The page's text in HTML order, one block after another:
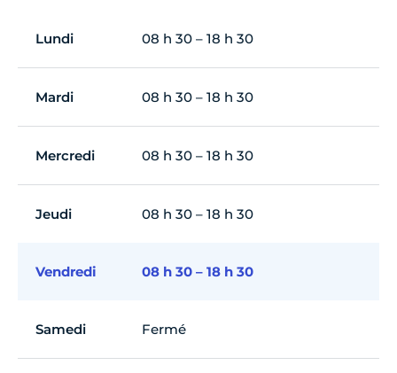
Lundi 08 h 30 – 18 h 30
Mardi 08 h 30 – 18 h 30
Mercredi 08 h 30 – 18 h 30
Jeudi 08 h 30 – 18 h 30
Vendredi 08 h 30 – 18 h 30
Samedi Fermé